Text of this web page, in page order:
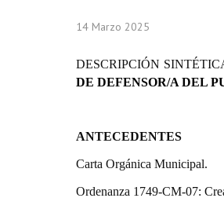
14 Marzo 2025
DESCRIPCIÓN
DE DEFENSOR/A DEL
ANTECEDENTES
Carta Orgánica Municipal.
Ordenanza 1749-CM-07: